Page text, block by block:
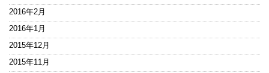
2016年2月
2016年1月
2015年12月
2015年11月